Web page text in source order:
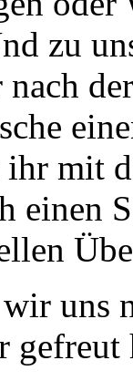
zu
nach
mit
einen
uns
gefreut